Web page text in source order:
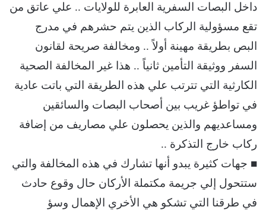
داخل البصات السفرية العابرة للولايات .. علي عاتق من
تقع مسؤولية الركاب الذين يتم حشرهم في مدرج
البص بطريقة مهينة أولاً .. ومخالفة صريحة لقانون
السفر ووثيقة التأمين ثانياً .. هذا غير المخالفة الصحية
الكارثية التي تترتب علي هذه الطريقة التي باتت عادية
في تواطؤ غريب بين أصحاب البصات والسائقين
ومساعديهم والذين يحصلون علي مصاريف من إضافة
ركاب خارج التذكرة ..
■ جهات كثيرة يبدو أنها تشارك في هذه المخالفة والتي
ستتحول إلي جريمة مكتملة الأركان حال وقوع حادث
في طرقنا التي تشكو هي الأخري الإهمال وسؤ